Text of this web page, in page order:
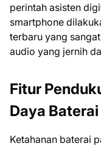
perintah asisten
smartphone
terbaru yang
audio yang jernih
Fitur
Daya Baterai
Ketahanan baterai